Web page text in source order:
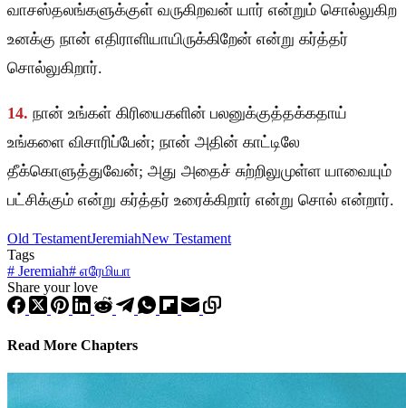
வாசஸ்தலங்களுக்குள் வருகிறவன் யார் என்றும் சொல்லுகிற
உனக்கு நான் எதிராளியாயிருக்கிறேன் என்று கர்த்தர்
சொல்லுகிறார்.
14. நான் உங்கள் கிரியைகளின் பலனுக்குத்தக்கதாய்
உங்களை விசாரிப்பேன்; நான் அதின் காட்டிலே
தீக்கொளுத்துவேன்; அது அதைச் சுற்றிலுமுள்ள யாவையும்
பட்சிக்கும் என்று கர்த்தர் உரைக்கிறார் என்று சொல் என்றார்.
Old TestamentJeremiahNew Testament
Tags
# Jeremiah# எரேமியா
Share your love
Read More Chapters